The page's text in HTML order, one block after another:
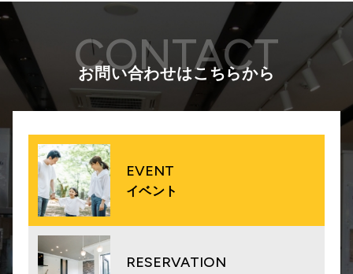
CONTACT
お問い合わせはこちらから
EVENT
イベント
RESERVATION